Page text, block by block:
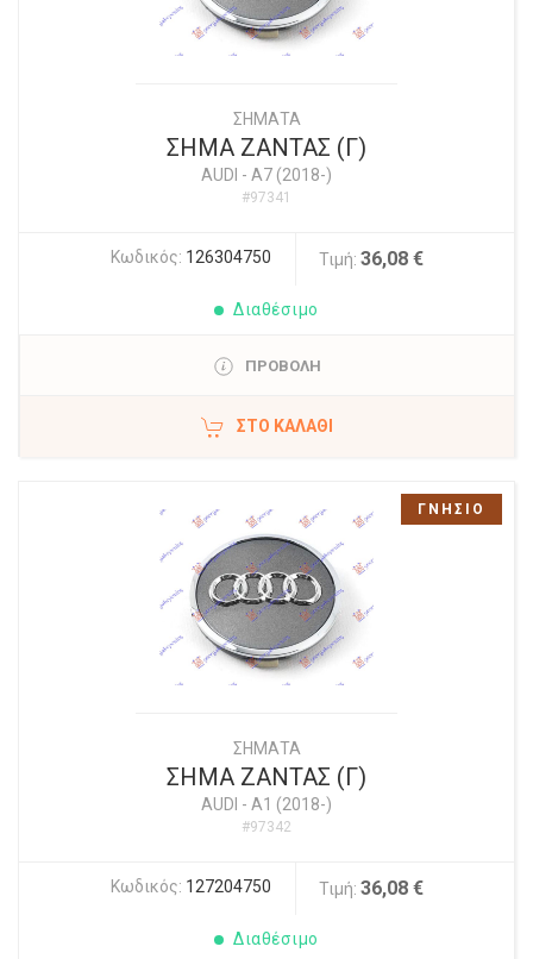
ΣΗΜΑΤΑ
ΣΗΜΑ ΖΑΝΤΑΣ (Γ)
AUDI - A7 (2018-)
#97341
Κωδικός: 126304750 Τιμή: 36,08 €
Διαθέσιμο
ΠΡΟΒΟΛΗ
ΣΤΟ ΚΑΛΆΘΙ
ΣΗΜΑΤΑ
ΣΗΜΑ ΖΑΝΤΑΣ (Γ)
AUDI - A1 (2018-)
#97342
Κωδικός: 127204750 Τιμή: 36,08 €
Διαθέσιμο
ΓΝΗΣΙΟ